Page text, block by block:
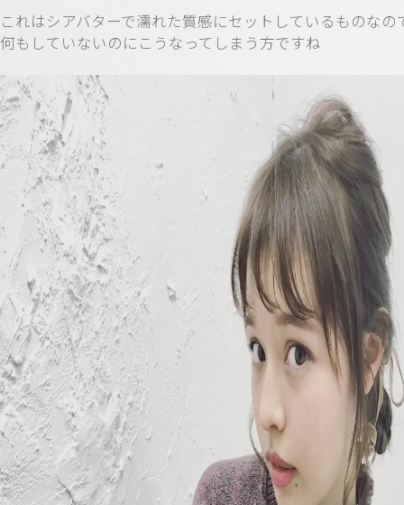
これはシアバターで濡れた質感にセットしているものなの
何もしていないのにこうなってしまう方ですね